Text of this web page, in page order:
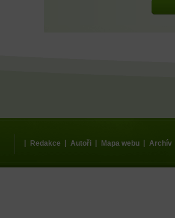
Redakce Autoři Mapa webu Archív